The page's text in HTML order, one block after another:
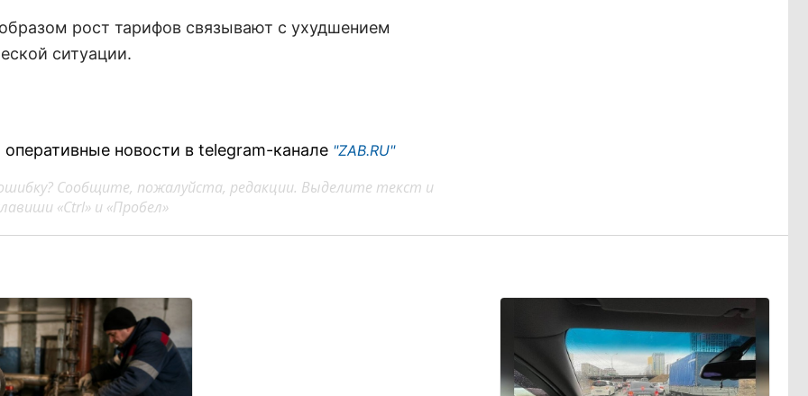
рост тарифов связывают с ухудшением
ситуации.
новости в telegram-канале "ZAB.RU"
Сообщите, пожалуйста, редакции. Выделите текст и
«Ctrl» и «Пробел»